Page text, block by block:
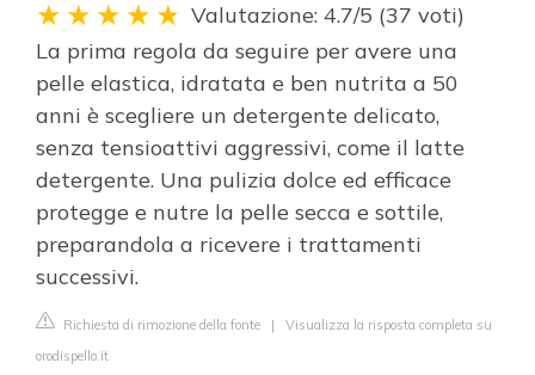
Valutazione: 4.7/5 (37 voti)
La prima regola da seguire per avere una
pelle elastica, idratata e ben nutrita a 50
anni è scegliere un detergente delicato,
senza tensioattivi aggressivi, come il latte
detergente. Una pulizia dolce ed efficace
protegge e nutre la pelle secca e sottile,
preparandola a ricevere i trattamenti
successivi.
Richiesta di rimozione della fonte | Visualizza la risposta completa su
orodispello.it